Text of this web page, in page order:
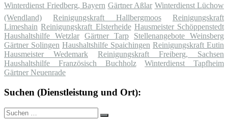
Winterdienst Friedberg, Bayern Gärtner Aßlar Winterdienst Lüchow
(Wendland)
Reinigungskraft Hallbergmoos
Reinigungskraft
Limeshain Reinigungskraft Elsterheide Hausmeister Schöppenstedt
Haushaltshilfe Wetzlar Gärtner Tarp
Stellenangebote Weinsberg
Gärtner Solingen Haushaltshilfe Spaichingen Reinigungskraft Eutin
Hausmeister Wedemark
Reinigungskraft Freiberg, Sachsen
Haushaltshilfe Französisch Buchholz
Winterdienst Tapfheim
Gärtner Neuenrade
Suchen (Dienstleistung und Ort):
Suche
nach:
Suchen